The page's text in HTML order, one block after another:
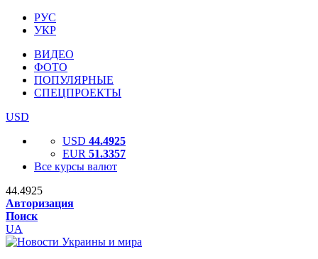
РУС
УКР
ВИДЕО
ФОТО
ПОПУЛЯРНЫЕ
СПЕЦПРОЕКТЫ
USD
USD 44.4925
EUR 51.3357
Все курсы валют
44.4925
Авторизация
Поиск
UA